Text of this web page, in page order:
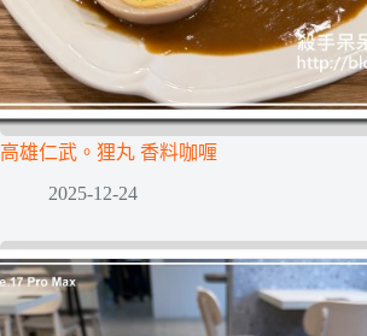
高雄仁武。狸丸 香料咖喱
2025-12-24